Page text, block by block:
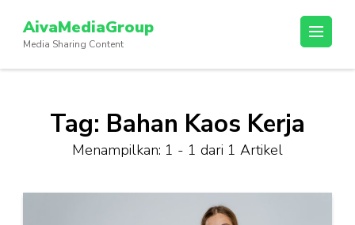
konten
(Tekan
AivaMediaGroup
Media Sharing Content
Tag: Bahan Kaos Kerja
Menampilkan: 1 - 1 dari 1 Artikel